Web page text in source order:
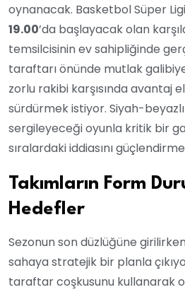
oynanacak. Basketbol Süper
19.00’da başlayacak olan
temsilcisinin ev sahipliğinde
taraftarı önünde mutlak
zorlu rakibi karşısında avantaj
sürdürmek istiyor. Siyah-
sergileyeceği oyunla kritik bir
sıralardaki iddiasını
Takımların Form
Hedefler
Sezonun son düzlüğüne
sahaya stratejik bir planla
taraftar coşkusunu kullanarak